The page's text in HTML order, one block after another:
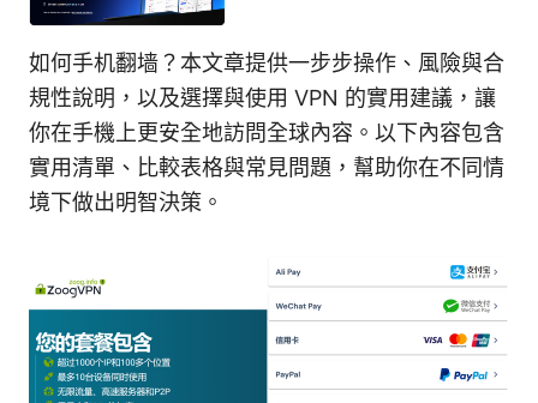
如何手机翻墙？本文章提供一步步操作、風險與合
規性說明，以及選擇與使用 VPN 的實用建議，讓
你在手機上更安全地訪問全球內容。以下內容包含
實用清單、比較表格與常見問題，幫助你在不同情
境下做出明智決策。